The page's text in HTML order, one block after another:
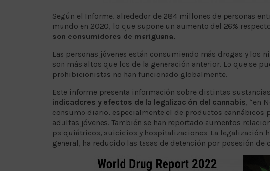
Según el Informe, alrededor de 284 millones de personas
mundo en 2020, lo que supone un aumento del 26%
son consumidores de mariguana.
Las personas jóvenes están consumiendo más drogas y los
son más altos que los de la generación anterior. Lo que se
prohibicionistas no han funcionado globalmente.
Este informe presenta información sobre distintas
indicadores y efectos de la legalización del cannabis, “en
consumo diario, especialmente el de productos cannábicos
adultas jóvenes. También se han reportado aumentos
psiquiátricos, suicidios y hospitalizaciones. La legalización
general, ha reducido las tasas de detención por posesión de